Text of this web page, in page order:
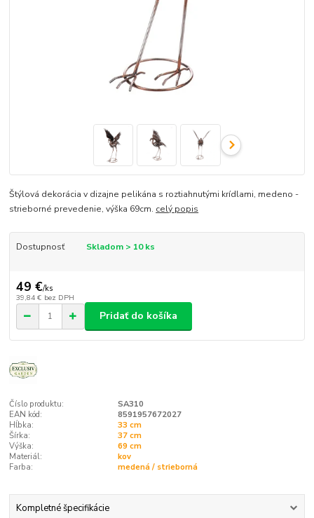
Štýlová dekorácia v dizajne pelikána s roztiahnutými krídlami, medeno -
strieborné prevedenie, výška 69cm. celý popis
Dostupnosť Skladom > 10 ks
49 €/ks
39,84 € bez DPH
Pridať do košíka
Číslo produktu:
SA310
EAN kód:
8591957672027
Hĺbka:
33 cm
Šírka:
37 cm
Výška:
69 cm
Materiál:
kov
Farba:
medená / strieborná
Kompletné špecifikácie